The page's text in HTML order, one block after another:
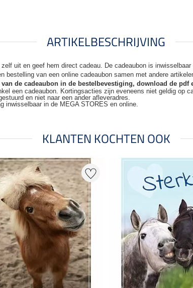
ARTIKELBESCHRIJVING
uit en geef hem direct cadeau. De cadeaubon is
bestelling van een online cadeaubon samen met andere
de cadeaubon in de bestelbevestiging, download de pdf
een cadeaubon. Kortingsacties zijn eveneens niet geldig op
en niet naar een ander afleveradres.
inwisselbaar in de MEGA STORES en online.
KLANTEN KOCHTEN OOK